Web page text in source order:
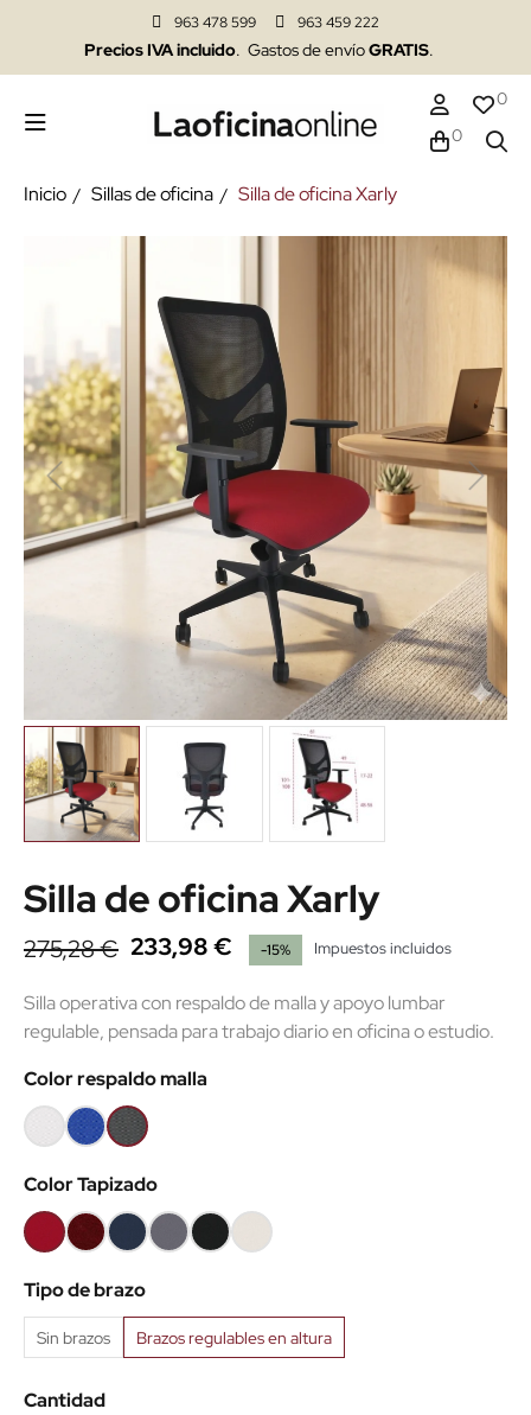
963 478 599 963 459 222
Precios IVA incluido. Gastos de envíoGRATIS.
0
0
Inicio Sillas de oficina Silla de oficina Xarly
Silla de oficina Xarly
275,28 € 233,98 € -15% Impuestos incluidos
Silla operativa con respaldo de malla y apoyo lumbar
regulable, pensada para trabajo diario en oficina o estudio.
Color respaldo malla
BlancaAzul Negra
Color Tapizado
Rojo
B79
Granate
B109
Azul
B6098
Gris
B8010
Negro
B9
Polipiel
Blanca
Tipo de brazo
Sin brazos Brazos regulables en altura
Cantidad